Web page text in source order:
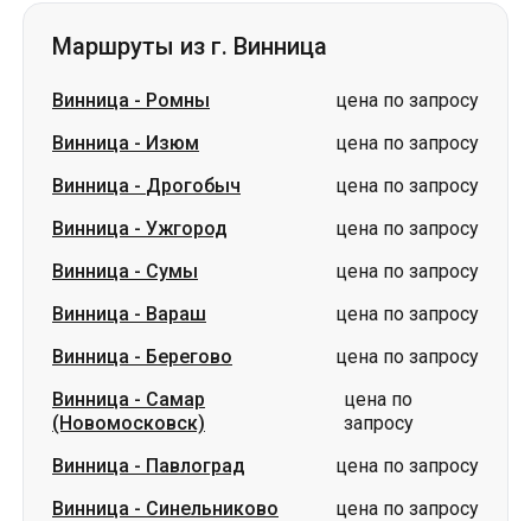
Маршруты из г. Винница
Винница - Ромны
цена по запросу
Винница - Изюм
цена по запросу
Винница - Дрогобыч
цена по запросу
Винница - Ужгород
цена по запросу
Винница - Сумы
цена по запросу
Винница - Вараш
цена по запросу
Винница - Берегово
цена по запросу
Винница - Самар
(Новомосковск)
цена по
запросу
Винница - Павлоград
цена по запросу
Винница - Синельниково цена по запросу